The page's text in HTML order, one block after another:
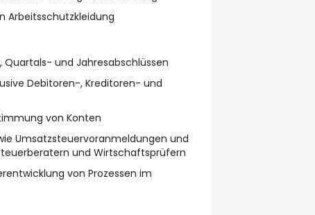
Arbeitsschutzkleidung
Quartals- und Jahresabschlüssen
Debitoren-, Kreditoren- und
von Konten
Umsatzsteuervoranmeldungen und
und Wirtschaftsprüfern
von Prozessen im